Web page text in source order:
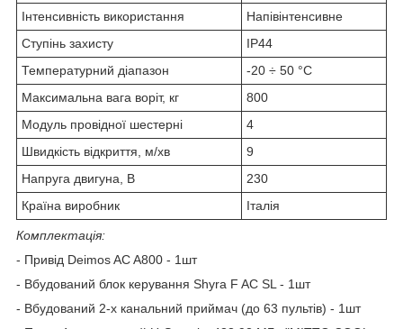
Інтенсивність використання
Напівінтенсивне
Ступінь захисту
IP44
Температурний діапазон
-20 ÷ 50 °C
Максимальна вага воріт, кг
800
Модуль провідної шестерні
4
Швидкість відкриття, м/хв
9
Напруга двигуна, В
230
Країна виробник
Італія
Комплектація:
- Привід Deimos AC A800 - 1шт
- Вбудований блок керування Shyra F AC SL - 1шт
- Вбудований 2-х канальний приймач (до 63 пультів) - 1шт